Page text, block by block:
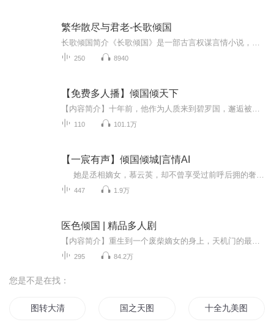
繁华散尽与君老-长歌倾国
250 8940
【免费多人播】倾国倾天下
110 101.1万
【一宸有声】倾国倾城|言情AI
447 1.9万
医色倾国 | 精品多人剧
295 84.2万
您是不是在找：
图转大清 国之天图 十全九美图